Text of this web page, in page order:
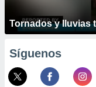
Tornados y lluvias
Síguenos